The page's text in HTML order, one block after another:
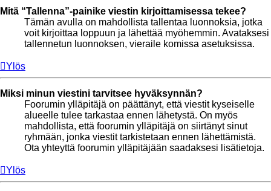
Mitä “Tallenna”-painike viestin kirjoittamisessa tekee?
Tämän avulla on mahdollista tallentaa luonnoksia, jotka
voit kirjoittaa loppuun ja lähettää myöhemmin. Avataksesi
tallennetun luonnoksen, vieraile komissa asetuksissa.
Ylös
Miksi minun viestini tarvitsee hyväksynnän?
Foorumin ylläpitäjä on päättänyt, että viestit kyseiselle
alueelle tulee tarkastaa ennen lähetystä. On myös
mahdollista, että foorumin ylläpitäjä on siirtänyt sinut
ryhmään, jonka viestit tarkistetaan ennen lähettämistä.
Ota yhteyttä foorumin ylläpitäjään saadaksesi lisätietoja.
Ylös